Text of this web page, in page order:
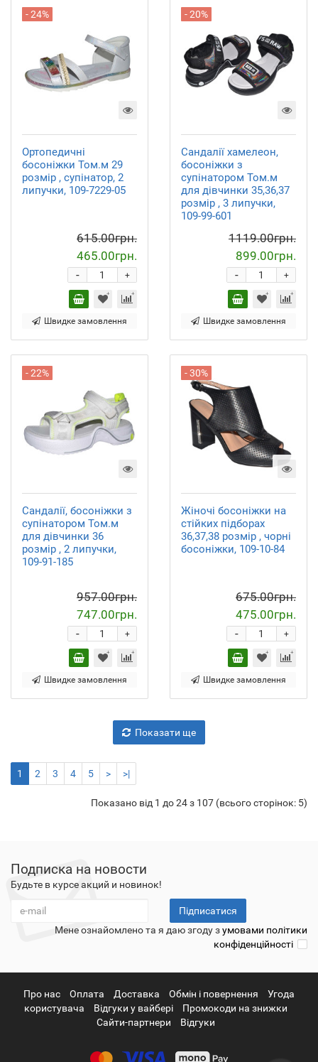
- 24%
Ортопедичні
босоніжки Том.м 29
розмір , супінатор, 2
липучки, 109-7229-05
615.00грн.
465.00грн.
+
-
Швидке замовлення
- 20%
Сандалії хамелеон,
босоніжки з
супінатором Том.м
для дівчинки 35,36,37
розмір , 3 липучки,
109-99-601
1119.00грн.
899.00грн.
+
-
Швидке замовлення
- 22%
Сандалії, босоніжки з
супінатором Том.м
для дівчинки 36
розмір , 2 липучки,
109-91-185
957.00грн.
747.00грн.
+
-
Швидке замовлення
- 30%
Жіночі босоніжки на
стійких підборах
36,37,38 розмір , чорні
босоніжки, 109-10-84
675.00грн.
475.00грн.
+
-
Швидке замовлення
Показати ще
1 2 3 4 5 > >|
Показано від 1 до 24 з 107 (всього сторінок: 5)
Подписка на новости
Будьте в курсе акций и новинок!
Підписатися
Мене ознайомлено та я даю згоду зумовами політики
конфіденційності
Про нас Оплата Доставка Обмін і повернення
Угода
користувача
Відгуки у вайбері
Промокоди на знижки
Сайти-партнери
Відгуки